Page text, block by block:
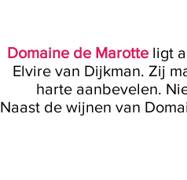
Domaine de Marotteligt
Elvire van Dijkman. Zij
harte aanbevelen.
Naast de wijnen van